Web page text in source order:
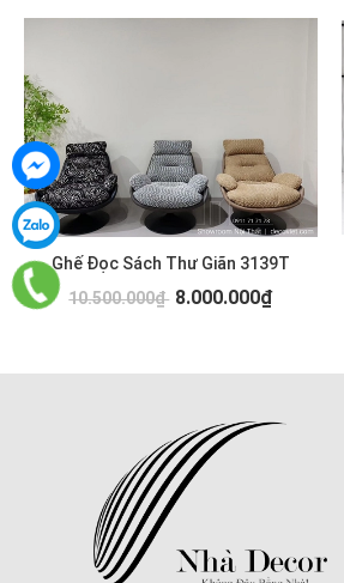
Ghế Đọc Sách Thư Giãn 3139T
10.500.000₫ 8.000.000₫